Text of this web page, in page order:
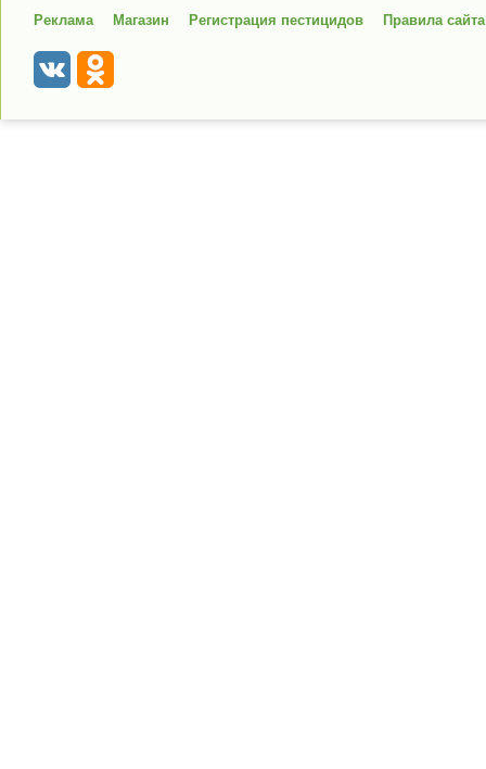
Реклама Магазин Регистрация пестицидов Правила сайта